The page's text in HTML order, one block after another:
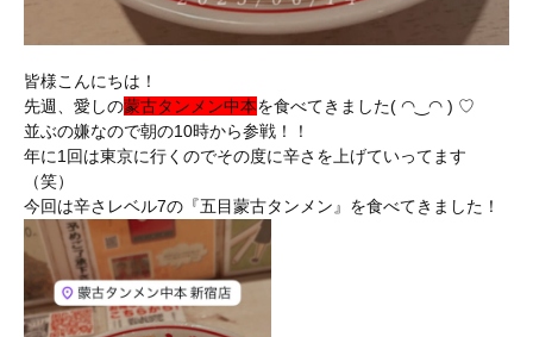
皆様こんにちは！
先週、愛しの蒙古タンメン中本を食べてきました( ◠‿◠ ) ♡
並ぶの嫌なので朝の10時から参戦！！
年に1回は東京に行くのでその度に辛さを上げていってます
（笑）
今回は辛さレベル7の『五目蒙古タンメン』を食べてきました！